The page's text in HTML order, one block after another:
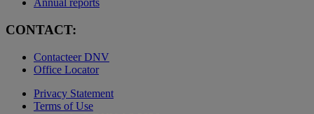
Annual reports
CONTACT:
Contacteer DNV
Office Locator
Privacy Statement
Terms of Use